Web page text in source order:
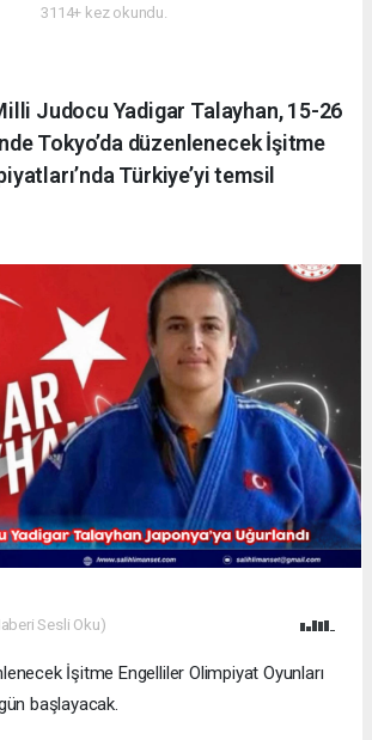
3114+ kez okundu.
Judocu Yadigar Talayhan, 15-26
Tokyo’da düzenlenecek İşitme
Türkiye’yi temsil
Sesli Oku)
İşitme Engelliler Olimpiyat Oyunları
başlayacak.